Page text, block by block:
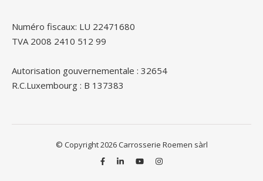
Numéro fiscaux: LU 22471680
TVA 2008 2410 512 99
Autorisation gouvernementale : 32654
R.C.Luxembourg : B 137383
© Copyright 2026 Carrosserie Roemen sàrl